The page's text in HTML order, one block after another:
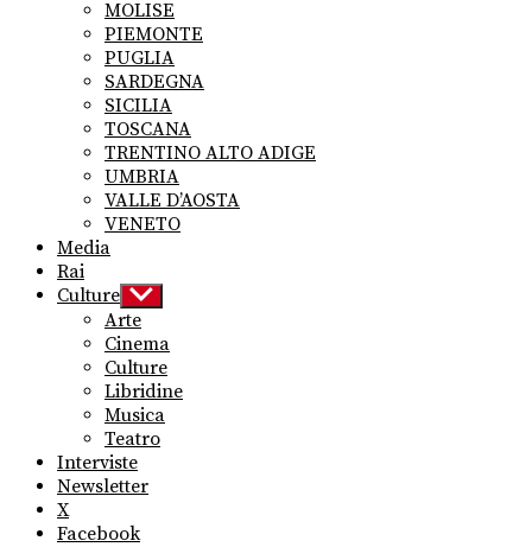
MOLISE
PIEMONTE
PUGLIA
SARDEGNA
SICILIA
TOSCANA
TRENTINO ALTO ADIGE
UMBRIA
VALLE D’AOSTA
VENETO
Media
Rai
Culture Show
sub
menu
Arte
Cinema
Culture
Libridine
Musica
Teatro
Interviste
Newsletter
X
Facebook